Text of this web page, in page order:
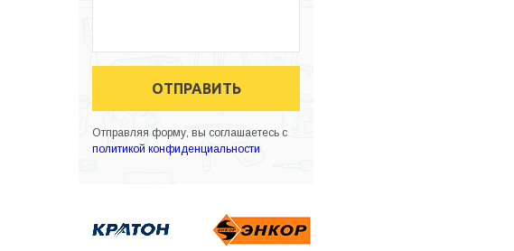
ОТПРАВИТЬ
Отправляя форму, вы соглашаетесь с
политикой конфиденциальности